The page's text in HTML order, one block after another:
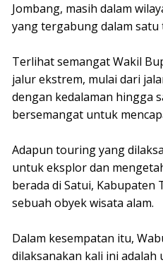
Jombang, masih dalam
yang tergabung dalam satu
Terlihat semangat Wakil
jalur ekstrem, mulai dari
dengan kedalaman hingga
bersemangat untuk
Adapun touring yang
untuk eksplor dan
berada di Satui, Kabupaten
sebuah obyek wisata alam.
Dalam kesempatan itu,
dilaksanakan kali ini